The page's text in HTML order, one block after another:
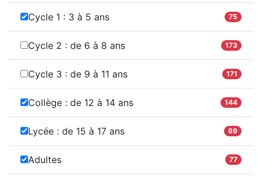
Cycle 1 : 3 à 5 ans 75
Cycle 2 : de 6 à 8 ans 173
Cycle 3 : de 9 à 11 ans 171
Collège : de 12 à 14 ans 144
Lycée : de 15 à 17 ans 89
Adultes 77